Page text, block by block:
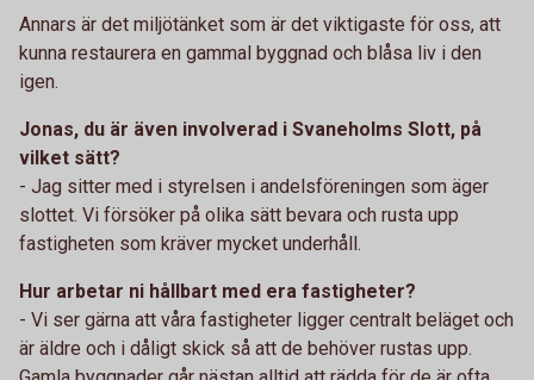
Annars är det miljötänket som är det viktigaste för oss, att
kunna restaurera en gammal byggnad och blåsa liv i den
igen.
Jonas, du är även involverad i Svaneholms Slott, på
vilket sätt?
- Jag sitter med i styrelsen i andelsföreningen som äger
slottet. Vi försöker på olika sätt bevara och rusta upp
fastigheten som kräver mycket underhåll.
Hur arbetar ni hållbart med era fastigheter?
- Vi ser gärna att våra fastigheter ligger centralt beläget och
är äldre och i dåligt skick så att de behöver rustas upp.